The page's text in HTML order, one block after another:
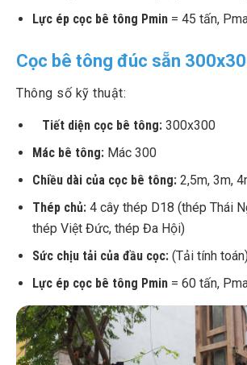
Lực ép cọc bê tông Pmin = 45 tấn,
Cọc bê tông đúc sẵn
Thông số kỹ thuật:
Tiết diện cọc bê tông: 300x300
Mác bê tông: Mác 300
Chiều dài của cọc bê tông: 2,5m, 3m,
Thép chủ: 4 cây thép D18 (thép Thái
thép Việt Đức, thép Đa Hội)
Sức chịu tải của đầu cọc: (Tải tính
Lực ép cọc bê tông Pmin = 60 tấn,